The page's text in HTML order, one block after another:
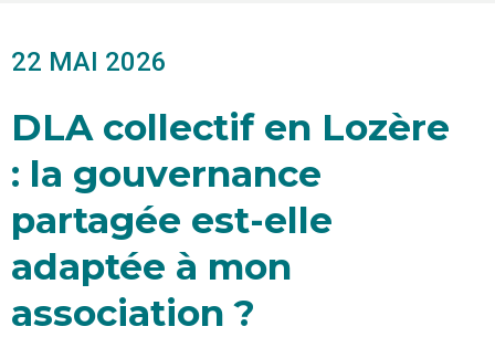
22 MAI 2026
DLA collectif en Lozère
: la gouvernance
partagée est-elle
adaptée à mon
association ?